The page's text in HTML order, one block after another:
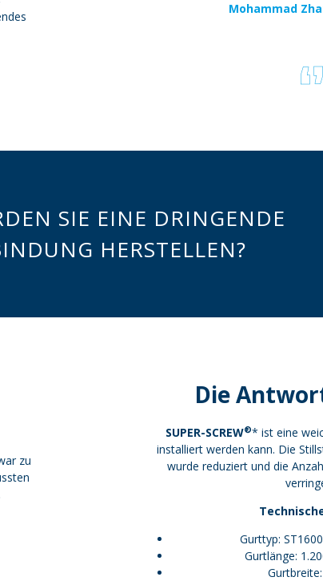
Mohammad
SIE EINE DRINGENDE
HERSTELLEN?
zu
Die
SUPER-SCREW®* ist eine
installiert werden kann. Die
wurde reduziert und die
Gurttyp:
Gurtlänge: